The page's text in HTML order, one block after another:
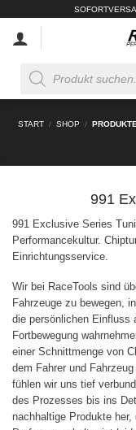
springen
search
START / SHOP /
991
991 Exclusive Series
Performancekultur.
Einrichtungsservice.
Wir bei RaceTools sind
Fahrzeuge zu bewegen,
die persönlichen Einfluss
Fortbewegung
einer Schnittmenge von
dem Fahrer und
fühlen wir uns tief
des Prozesses bis ins
nachhaltige Produkte